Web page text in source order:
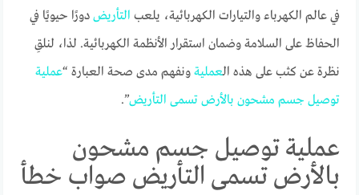
في عالم الكهرباء والتيارات الكهربائية، يلعب التأريض دورًا حيويًا في
الحفاظ على السلامة وضمان استقرار الأنظمة الكهربائية. لذا، لنلقِ
نظرة عن كثب على هذه العملية ونفهم مدى صحة العبارة “عملية
توصيل جسم مشحون بالأرض تسمى التأريض”.
عملية توصيل جسم مشحون
بالأرض تسمى التأريض صواب خطأ